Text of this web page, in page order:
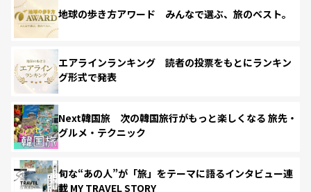
地球の歩き方アワード みんなで選ぶ、旅のベスト。
エアラインランキング 読者の投票をもとにランキン
グ形式で発表
Next韓国旅 次の韓国旅行がもっと楽しくなる 旅先・
グルメ・テクニック
旬な“あの人”が「旅」をテーマに語るインタビュー連
載 MY TRAVEL STORY